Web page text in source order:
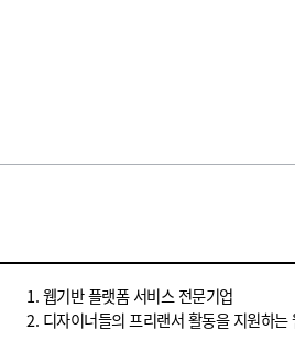
1. 웹기반 플랫폼 서비스 전문기업
2. 디자이너들의 프리랜서 활동을 지원하